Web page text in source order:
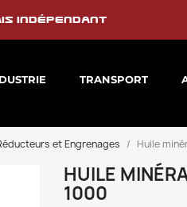
indépendant
TRANSPORT
et Engrenages Huile
HUILE
1000